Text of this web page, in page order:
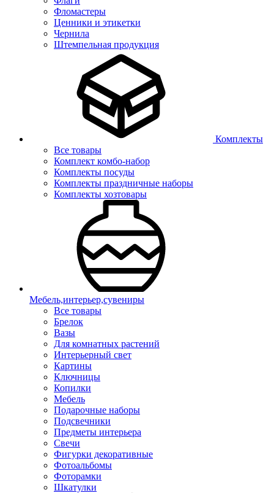
Фломастеры
Ценники и этикетки
Чернила
Штемпельная продукция
Комплекты
Все товары
Комплект комбо-набор
Комплекты посуды
Комплекты праздничные наборы
Комплекты хозтовары
Мебель,интерьер,сувениры
Все товары
Брелок
Вазы
Для комнатных растений
Интерьерный свет
Картины
Ключницы
Копилки
Мебель
Подарочные наборы
Подсвечники
Предметы интерьера
Свечи
Фигурки декоративные
Фотоальбомы
Фоторамки
Шкатулки